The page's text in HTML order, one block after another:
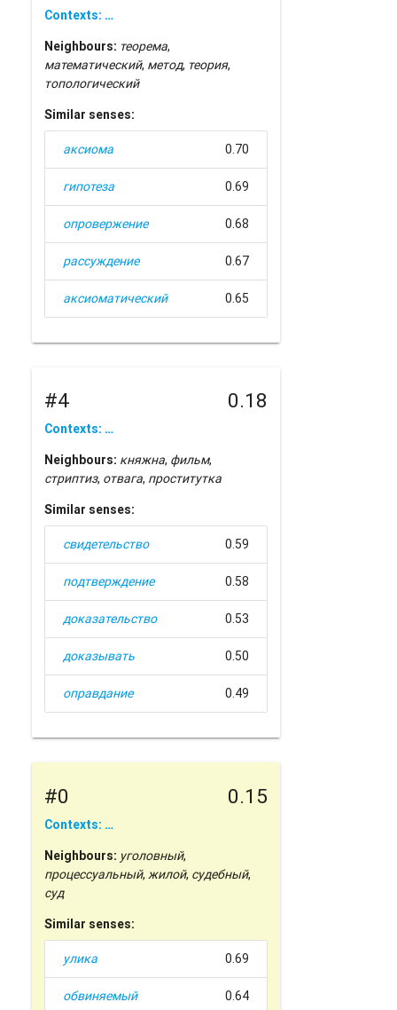
Contexts: …
Neighbours: теорема,
математический, метод, теория,
топологический
Similar senses:
аксиома 0.70
гипотеза 0.69
опровержение 0.68
рассуждение 0.67
аксиоматический 0.65
#4 0.18
Contexts: …
Neighbours: княжна, фильм,
стриптиз, отвага, проститутка
Similar senses:
свидетельство 0.59
подтверждение 0.58
доказательство 0.53
доказывать 0.50
оправдание 0.49
#0 0.15
Contexts: …
Neighbours: уголовный,
процессуальный,жилой, судебный,
суд
Similar senses:
улика 0.69
обвиняемый 0.64